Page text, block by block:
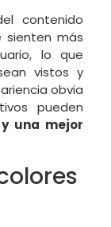
contenido
sienten más
lo que
vistos y
obvia
pueden
una mejor